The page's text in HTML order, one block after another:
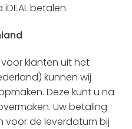
betalen.
klanten uit het
kunnen wij
Deze kunt u na
Uw betaling
voor de leverdatum bij